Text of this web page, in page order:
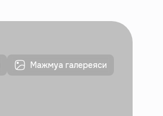
Мажмуа галереяси